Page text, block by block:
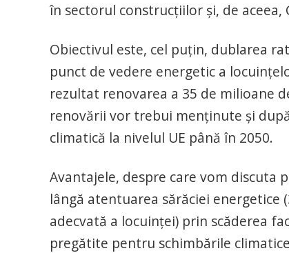
în sectorul construcțiilor și, de
Obiectivul este, cel puțin, dublarea
punct de vedere energetic a
rezultat renovarea a 35 de milioane
renovării vor trebui menținute și
climatică la nivelul UE până în 2050.
Avantajele, despre care vom discuta
lângă atentuarea sărăciei
adecvată a locuinței) prin scăderea
pregătite pentru schimbările